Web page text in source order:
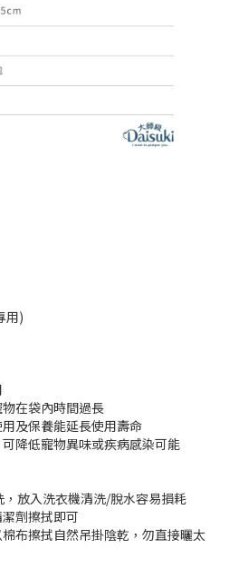
用)
在袋內時間過長
及保養能延長使用壽命
降低寵物異味或疾病感染可能
放入洗衣機清洗/脫水容易損耗
劑擦拭即可
布擦拭自然吊掛陰乾，勿直接曬太